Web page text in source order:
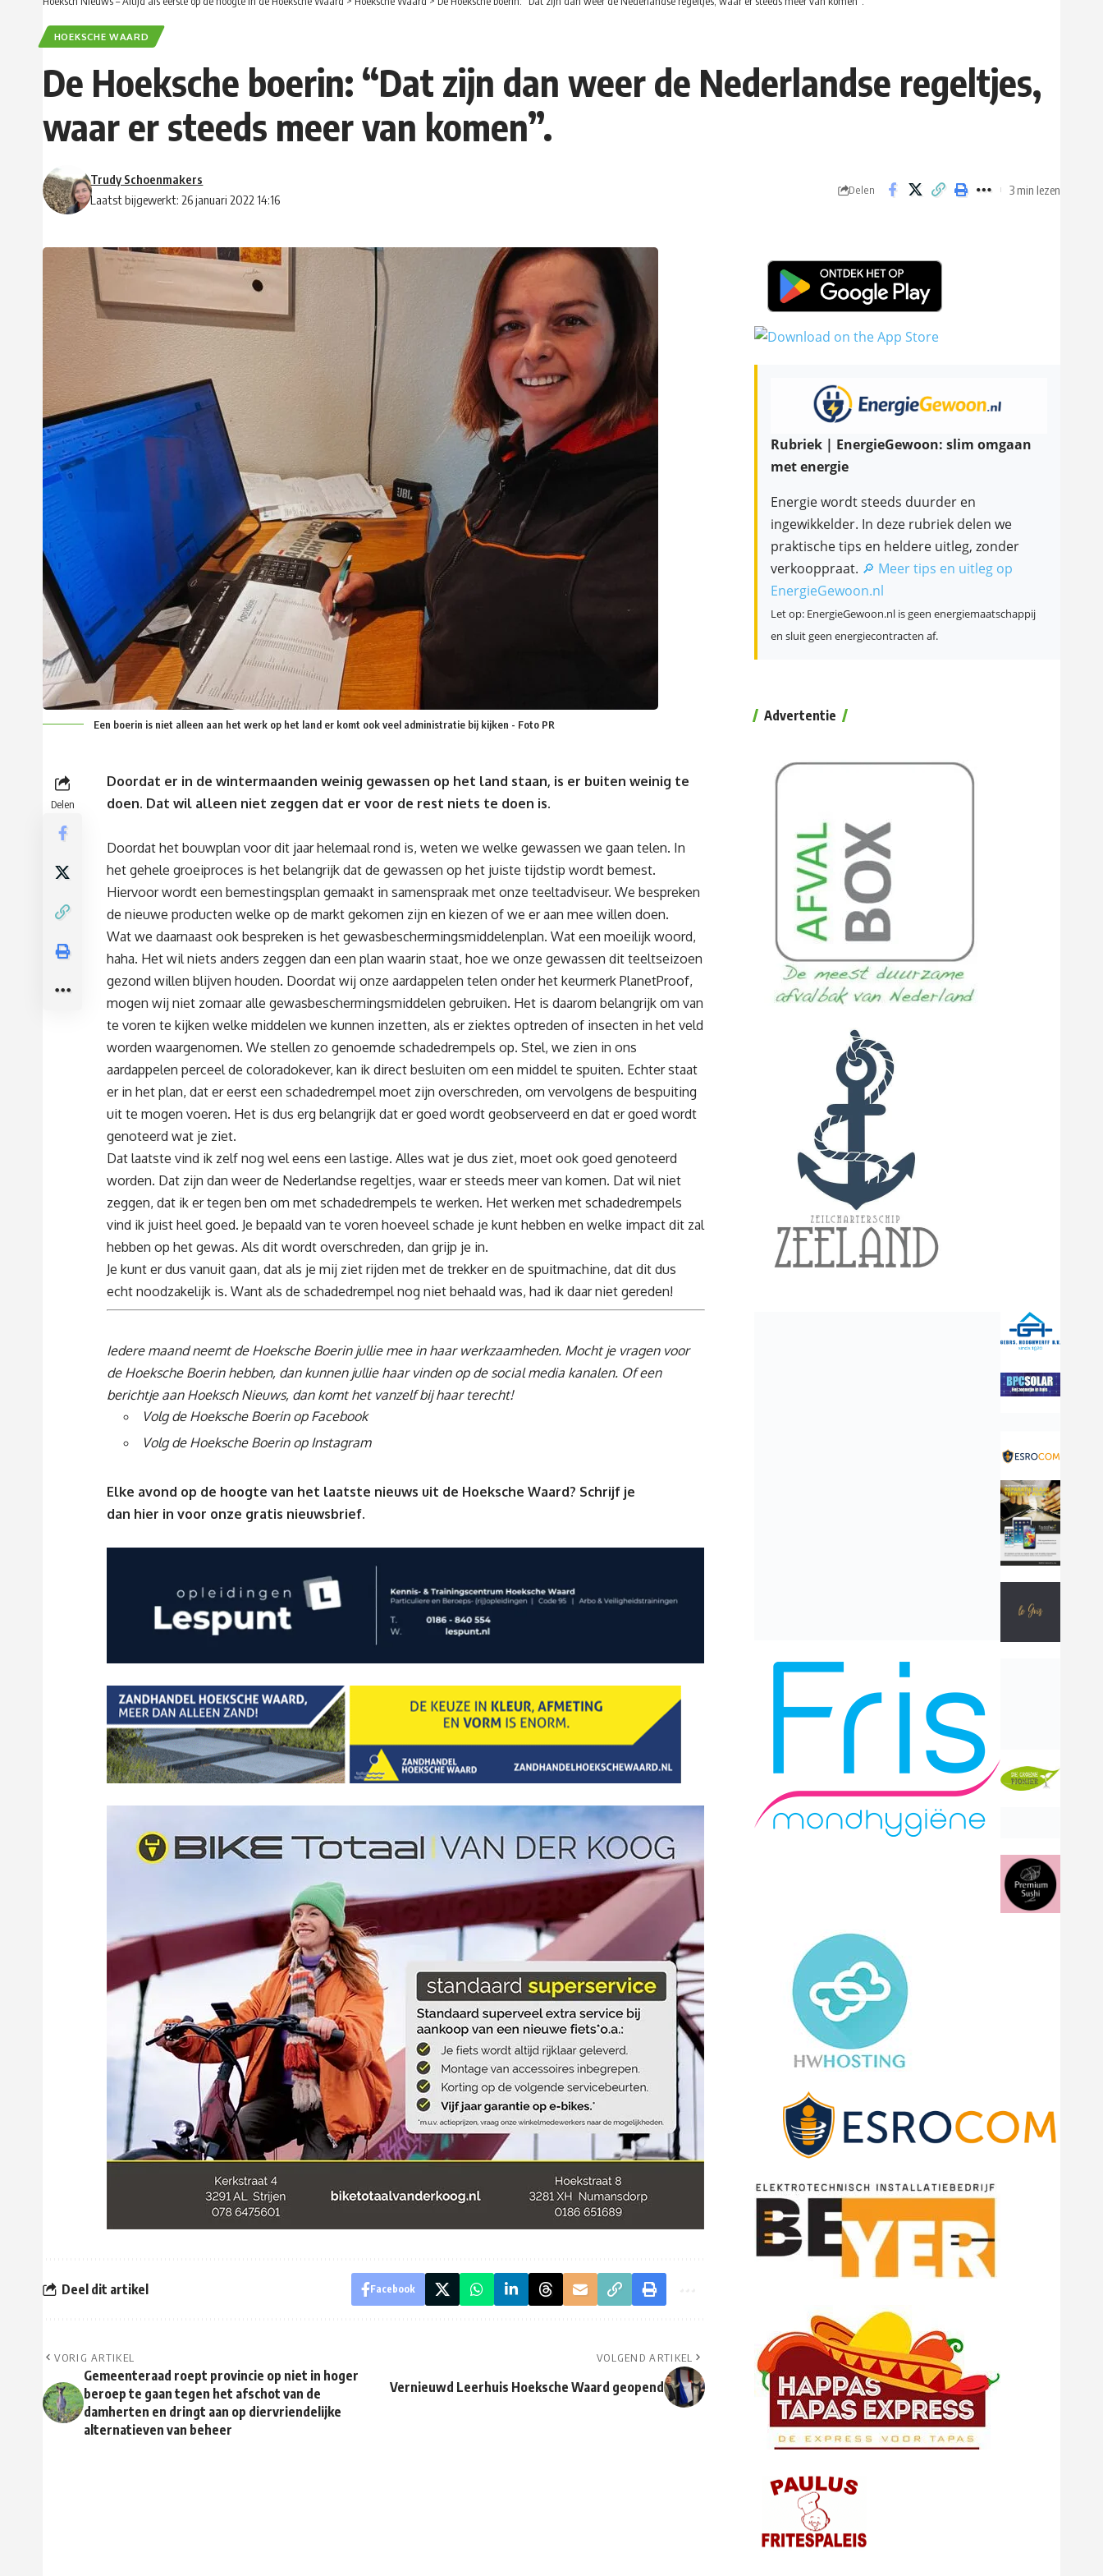
HOEKSCHE WAARD
De Hoeksche boerin: “Dat zijn dan weer de Nederlandse regeltjes,
waar er steeds meer van komen”.
Laatst bijgewerkt: 26 januari 2022 14:16
Trudy Schoenmakers
Delen 3 min lezen
Een boerin is niet alleen aan het werk op het land er komt ook veel administratie bij kijken - Foto PR
Delen
Doordat er in de wintermaanden weinig gewassen op het land staan, is er buiten weinig te
doen. Dat wil alleen niet zeggen dat er voor de rest niets te doen is.
Doordat het bouwplan voor dit jaar helemaal rond is, weten we welke gewassen we gaan telen. In
het gehele groeiproces is het belangrijk dat de gewassen op het juiste tijdstip wordt bemest.
Hiervoor wordt een bemestingsplan gemaakt in samenspraak met onze teeltadviseur. We bespreken
de nieuwe producten welke op de markt gekomen zijn en kiezen of we er aan mee willen doen.
Wat we daarnaast ook bespreken is het gewasbeschermingsmiddelenplan. Wat een moeilijk woord,
haha. Het wil niets anders zeggen dan een plan waarin staat, hoe we onze gewassen dit teeltseizoen
gezond willen blijven houden. Doordat wij onze aardappelen telen onder het keurmerk PlanetProof,
mogen wij niet zomaar alle gewasbeschermingsmiddelen gebruiken. Het is daarom belangrijk om van
te voren te kijken welke middelen we kunnen inzetten, als er ziektes optreden of insecten in het veld
worden waargenomen. We stellen zo genoemde schadedrempels op. Stel, we zien in ons
aardappelen perceel de coloradokever, kan ik direct besluiten om een middel te spuiten. Echter staat
er in het plan, dat er eerst een schadedrempel moet zijn overschreden, om vervolgens de bespuiting
uit te mogen voeren. Het is dus erg belangrijk dat er goed wordt geobserveerd en dat er goed wordt
genoteerd wat je ziet.
Dat laatste vind ik zelf nog wel eens een lastige. Alles wat je dus ziet, moet ook goed genoteerd
worden. Dat zijn dan weer de Nederlandse regeltjes, waar er steeds meer van komen. Dat wil niet
zeggen, dat ik er tegen ben om met schadedrempels te werken. Het werken met schadedrempels
vind ik juist heel goed. Je bepaald van te voren hoeveel schade je kunt hebben en welke impact dit zal
hebben op het gewas. Als dit wordt overschreden, dan grijp je in.
Je kunt er dus vanuit gaan, dat als je mij ziet rijden met de trekker en de spuitmachine, dat dit dus
echt noodzakelijk is. Want als de schadedrempel nog niet behaald was, had ik daar niet gereden!
Iedere maand neemt de Hoeksche Boerin jullie mee in haar werkzaamheden. Mocht je vragen voor
de Hoeksche Boerin hebben, dan kunnen jullie haar vinden op de social media kanalen. Of een
berichtjeaan Hoeksch Nieuws, dan komt het vanzelf bij haar terecht!
Volg de Hoeksche Boerin op Facebook
Volg de Hoeksche Boerin op Instagram
Elke avond op de hoogte van het laatste nieuws uit de Hoeksche Waard? Schrijf je
dan hier in voor onze gratis nieuwsbrief.
Deel dit artikel Facebook
VORIG ARTIKEL
Gemeenteraad roept provincie op niet in hoger
beroep te gaan tegen het afschot van de
damherten en dringt aan op diervriendelijke
alternatieven van beheer
VOLGEND ARTIKEL
Vernieuwd Leerhuis Hoeksche Waard geopend
Rubriek | EnergieGewoon: slim omgaan
met energie
Energie wordt steeds duurder en
ingewikkelder. In deze rubriek delen we
praktische tips en heldere uitleg, zonder
verkooppraat. 🔎 Meer tips en uitleg op
EnergieGewoon.nl
Let op: EnergieGewoon.nl is geen energiemaatschappij
en sluit geen energiecontracten af.
Advertentie